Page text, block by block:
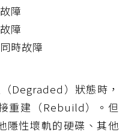
障
障
時故障
Degraded）狀態時，
重建（Rebuild）。但
隱性壞軌的硬碟、其他